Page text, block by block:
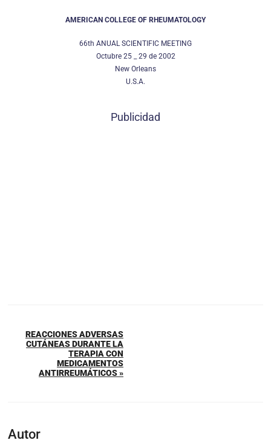
AMERICAN COLLEGE OF RHEUMATOLOGY
66th ANUAL SCIENTIFIC MEETING
Octubre 25 _ 29 de 2002
New Orleans
U.S.A.
Publicidad
REACCIONES ADVERSAS
CUTÁNEAS DURANTE LA
TERAPIA CON
MEDICAMENTOS
ANTIRREUMÁTICOS »
Autor